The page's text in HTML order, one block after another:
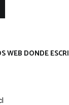
WEB DONDE